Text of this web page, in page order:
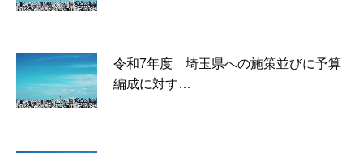
令和7年度 埼玉県への施策並びに予算
編成に対す…